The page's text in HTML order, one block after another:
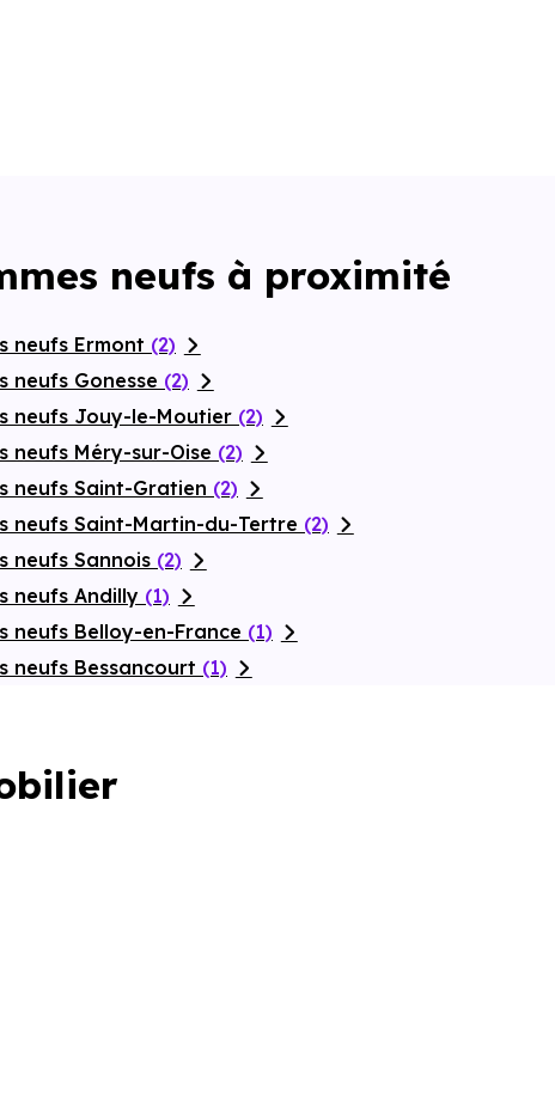
neufs à proximité
neufs Ermont (2)
neufs Gonesse (2)
neufs Jouy-le-Moutier (2)
neufs Méry-sur-Oise (2)
neufs Saint-Gratien (2)
neufs Saint-Martin-du-Tertre (2)
neufs Sannois (2)
neufs Andilly (1)
neufs Belloy-en-France (1)
neufs Bessancourt (1)